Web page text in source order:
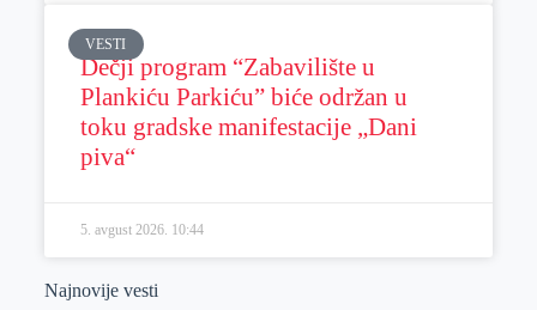
VESTI
Dečji program “Zabavilište u
Plankiću Parkiću” biće održan u
toku gradske manifestacije „Dani
piva“
5. avgust 2026. 10:44
Najnovije vesti